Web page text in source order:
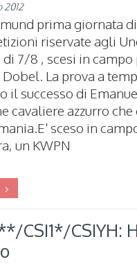
2012
prima giornata
riservate agli
7/8 , scesi in campo
Dobel. La prova a
il successo di
cavaliere azzurro
sceso in
un KWPN
CSI1*/CSIYH: